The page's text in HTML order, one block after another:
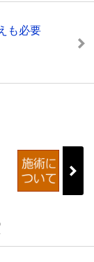
も必要